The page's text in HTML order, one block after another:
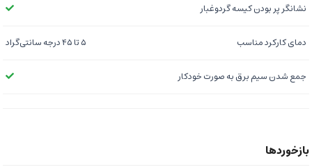
نشانگر پر بودن کیسه گردوغبار
دمای کارکرد مناسب ۵ تا ۴۵ درجه سانتی‌گراد
جمع شدن سیم برق به صورت خودکار